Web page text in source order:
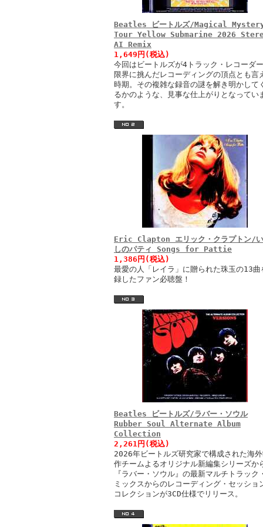
Beatles ビートルズ/Magical
Tour Yellow Submarine 2026
AI Remix
1,649円(税込)
今回はビートルズが4トラック・レコーダ
限界に挑んだレコーディングの頂点とも言
時期。その複雑な録音の謎を解き明かして
るかのような、見事な仕上がりとなってい
す。
Eric Clapton エリック・クラプトン/い
しのパティ Songs for Pattie
1,386円(税込)
最愛の人「レイラ」に贈られた珠玉の13曲
録したファン必聴盤！
Beatles ビートルズ/ラバー・ソウル
Rubber Soul Alternate Album
Collection
2,261円(税込)
2026年ビートルズ研究家で構成された海外
作チームよるオリジナル新編集シリーズか
『ラバー・ソウル』の最新マルチトラック
ミックスからのレコーディング・セッショ
コレクションが3CD仕様でリリース。